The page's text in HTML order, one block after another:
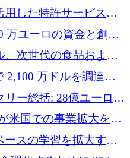
用した特許サービスを
万ドルを調達
万ユーロの資金と創設
える
、次世代の食品および
ノベーションを支援
クローズ額が 1 億ドル
2,100 万ドルを調達、
最前線の労働者に提供
ー総括: 28億ユーロの
米国での事業拡大を加
ロを調達
ースの学習を拡大する
資金調達を完了